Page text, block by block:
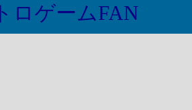
ロゲームFAN